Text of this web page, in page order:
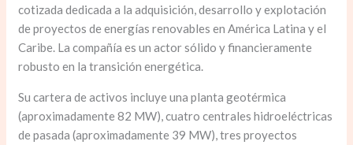
cotizada dedicada a la adquisición, desarrollo y explotación
de proyectos de energías renovables en América Latina y el
Caribe. La compañía es un actor sólido y financieramente
robusto en la transición energética.
Su cartera de activos incluye una planta geotérmica
(aproximadamente 82 MW), cuatro centrales hidroeléctricas
de pasada (aproximadamente 39 MW), tres proyectos